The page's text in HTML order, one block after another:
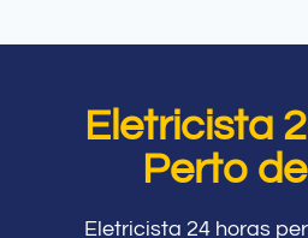
Eletricista
Perto
Eletricista 24 horas